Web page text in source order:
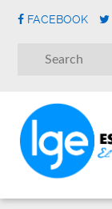
FACEBOOK